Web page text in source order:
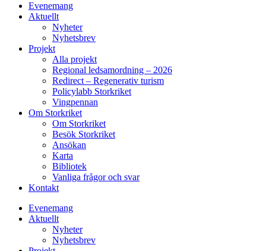
Evenemang
Aktuellt
Nyheter
Nyhetsbrev
Projekt
Alla projekt
Regional ledsamordning – 2026
Redirect – Regenerativ turism
Policylabb Storkriket
Vingpennan
Om Storkriket
Om Storkriket
Besök Storkriket
Ansökan
Karta
Bibliotek
Vanliga frågor och svar
Kontakt
Evenemang
Aktuellt
Nyheter
Nyhetsbrev